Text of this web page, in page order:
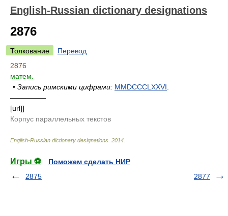
English-Russian dictionary designations
2876
Толкование
Перевод
2876
матем.
• Запись римскими цифрами: MMDCCCLXXVI
—————
[url]]
Корпус параллельных текстов
English-Russian dictionary designations 2014
Игры ⚽
Поможем сделать НИР
2875
2877